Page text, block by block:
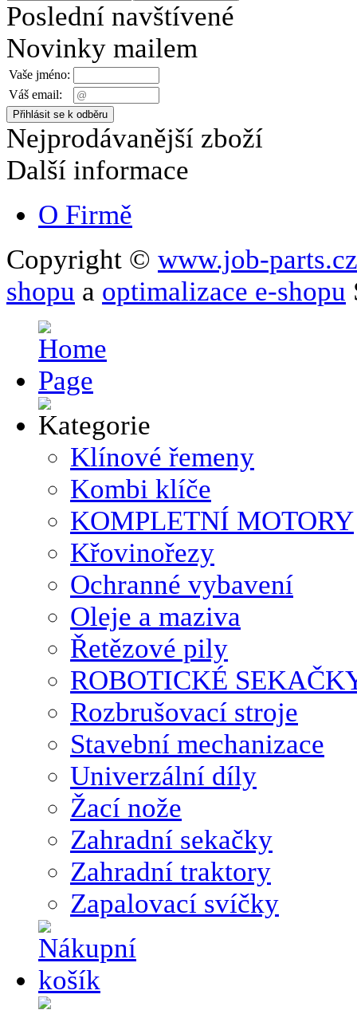
Poslední navštívené
Novinky mailem
Vaše jméno:
Váš email:
Nejprodávanější zboží
Další informace
O Firmě
Copyright © www.job-parts.cz
shopu a optimalizace e-shopu
Klínové řemeny
Kombi klíče
KOMPLETNÍ MOTORY
Křovinořezy
Ochranné vybavení
Oleje a maziva
Řetězové pily
ROBOTICKÉ
Rozbrušovací stroje
Stavební mechanizace
Univerzální díly
Žací nože
Zahradní sekačky
Zahradní traktory
Zapalovací svíčky